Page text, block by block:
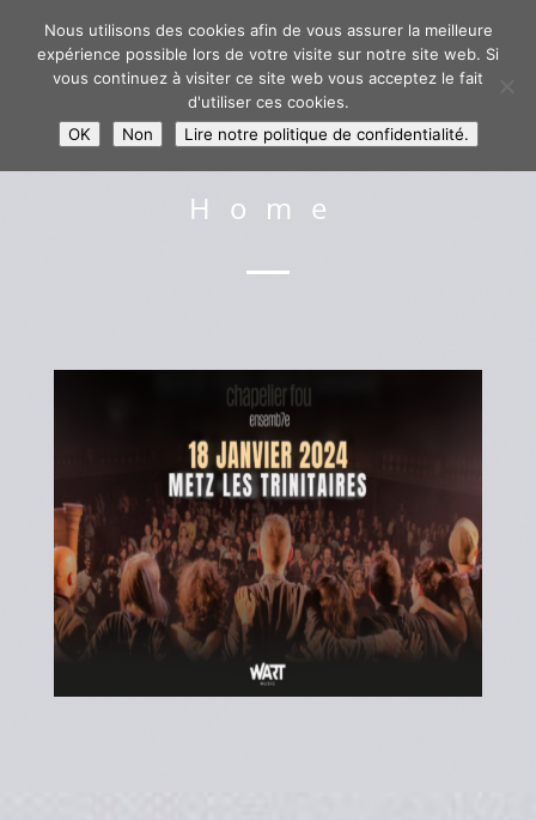
Home
Nous utilisons des cookies afin de vous assurer la meilleure
expérience possible lors de votre visite sur notre site web. Si
vous continuez à visiter ce site web vous acceptez le fait
d'utiliser ces cookies.
OK
Non Lire notre politique de confidentialité.